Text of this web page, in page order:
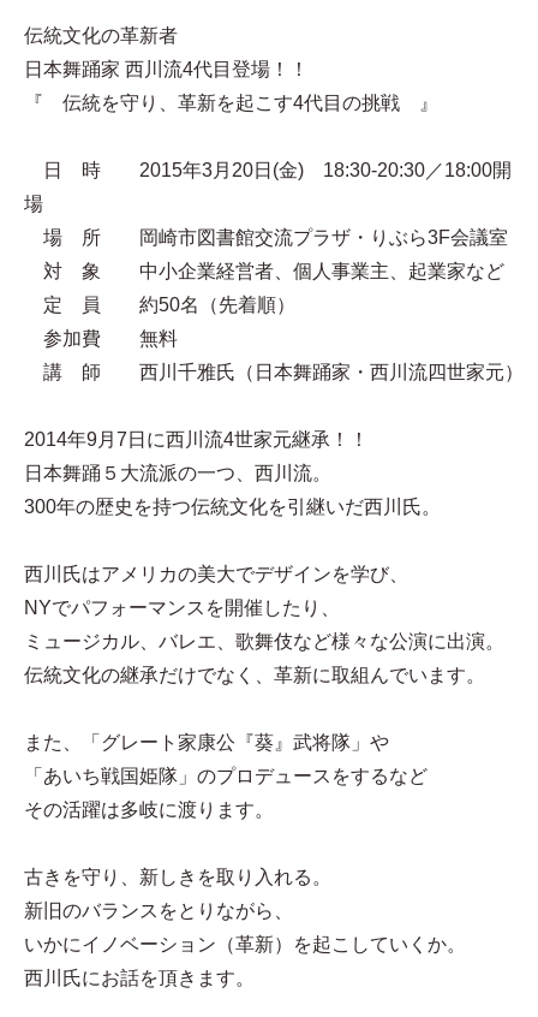
伝統文化の革新者
日本舞踊家 西川流4代目登場！！
『 伝統を守り、革新を起こす4代目の挑戦 』
日 時 2015年3月20日(金) 18:30-20:30／18:00開
場
場 所 岡崎市図書館交流プラザ・りぶら3F会議室
対 象 中小企業経営者、個人事業主、起業家など
定 員 約50名（先着順）
参加費 無料
講 師 西川千雅氏（日本舞踊家・西川流四世家元）
2014年9月7日に西川流4世家元継承！！
日本舞踊５大流派の一つ、西川流。
300年の歴史を持つ伝統文化を引継いだ西川氏。
西川氏はアメリカの美大でデザインを学び、
NYでパフォーマンスを開催したり、
ミュージカル、バレエ、歌舞伎など様々な公演に出演。
伝統文化の継承だけでなく、革新に取組んでいます。
また、「グレート家康公『葵』武将隊」や
「あいち戦国姫隊」のプロデュースをするなど
その活躍は多岐に渡ります。
古きを守り、新しきを取り入れる。
新旧のバランスをとりながら、
いかにイノベーション（革新）を起こしていくか。
西川氏にお話を頂きます。